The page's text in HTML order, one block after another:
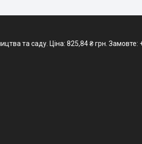
та саду. Ціна: 825,84 ₴ грн.